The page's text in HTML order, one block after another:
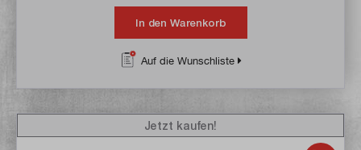
In den Warenkorb
Auf die Wunschliste
Jetzt kaufen!